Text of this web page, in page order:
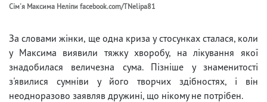
Сім'я Максима Неліпи facebook.com/TNelipa81
За словами жінки, ще одна криза у стосунках сталася, коли
у Максима виявили тяжку хворобу, на лікування якої
знадобилася величезна сума. Пізніше у знаменитості
з'явилися сумніви у його творчих здібностях, і він
неодноразово заявляв дружині, що нікому не потрібен.